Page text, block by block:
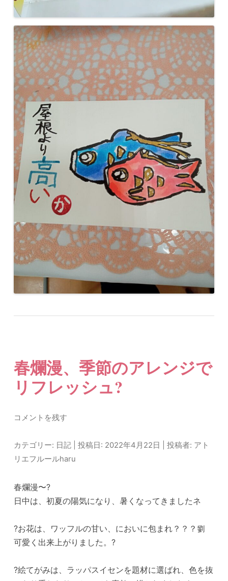
春爛漫、季節のアレンジで
リフレッシュ?
コメントを残す
カテゴリー: 日記 | 投稿日: 2022年4月22日 |投稿者: アト
リエフルールharu
春爛漫〜?
日中は、初夏の陽気になり、暑くなってきましたネ
?お花は、ワッフルの甘い、においに包まれ？？？劉
可愛く出来上がりました。?
?絵てがみは、ラッパスイセンを題材に選ばれ、色を抜